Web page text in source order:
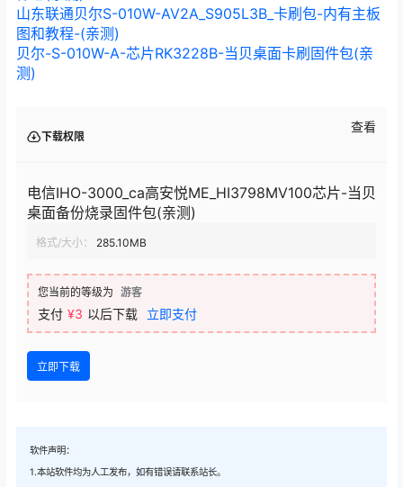
山东联通贝尔S-010W-AV2A_S905L3B_卡刷包-内有主板
图和教程-(亲测)
贝尔-S-010W-A-芯片RK3228B-当贝桌面卡刷固件包(亲
测)
下载权限
查看
电信IHO-3000_ca高安悦ME_HI3798MV100芯片-当贝
桌面备份烧录固件包(亲测)
格式/大小： 285.10MB
您当前的等级为 游客
支付 ¥3 以后下载 立即支付
立即下载
软件声明：
1.本站软件均为人工发布，如有错误请联系站长。